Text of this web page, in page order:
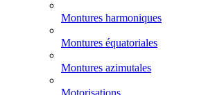
Montures harmoniques
Montures équatoriales
Montures azimutales